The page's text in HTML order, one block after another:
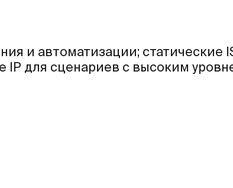
и автоматизации; статические
IP для сценариев с высоким